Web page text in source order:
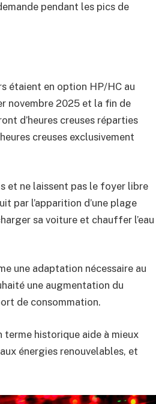
pendant les pics de
étaient en option HP/HC au
novembre 2025 et la fin de
d’heures creuses réparties
creuses exclusivement
et ne laissent pas le foyer libre
par l’apparition d’une plage
sa voiture et chauffer l’eau
une adaptation nécessaire au
une augmentation du
de consommation.
terme historique aide à mieux
énergies renouvelables, et